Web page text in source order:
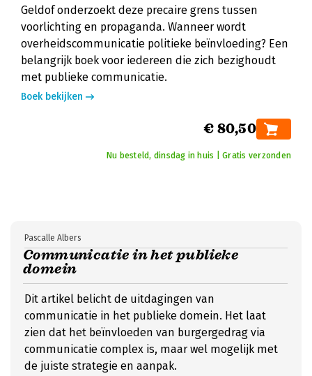
Geldof onderzoekt deze precaire grens tussen
voorlichting en propaganda. Wanneer wordt
overheidscommunicatie politieke beïnvloeding? Een
belangrijk boek voor iedereen die zich bezighoudt
met publieke communicatie.
Boek bekijken
€ 80,50
Nu besteld, dinsdag in huis | Gratis verzonden
Communicatie in het publieke
domein
Pascalle Albers
Dit artikel belicht de uitdagingen van
communicatie in het publieke domein. Het laat
zien dat het beïnvloeden van burgergedrag via
communicatie complex is, maar wel mogelijk met
de juiste strategie en aanpak.